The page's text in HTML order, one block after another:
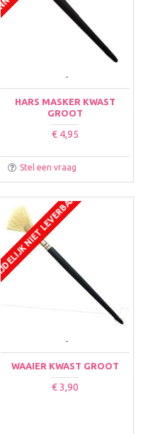
-
HARS MASKER KWAST
GROOT
€ 4,95
Stel een vraag
TIJDELIJK NIET LEVERBAAR
-
WAAIER KWAST GROOT
€ 3,90